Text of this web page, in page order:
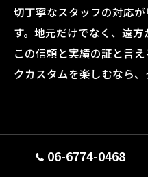
切丁寧なスタッフの対応
す。地元だけでなく、遠方
この信頼と実績の証と言
クカスタムを楽しむなら
タイガーオー
06-6774-0468